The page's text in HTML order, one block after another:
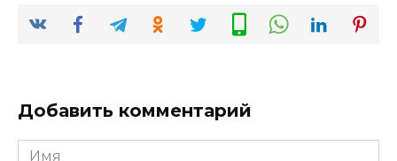
Добавить комментарий
Имя